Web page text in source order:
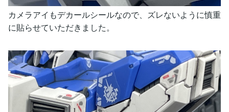
カメラアイもデカールシールなので、ズレないように慎重
に貼らせていただきました。